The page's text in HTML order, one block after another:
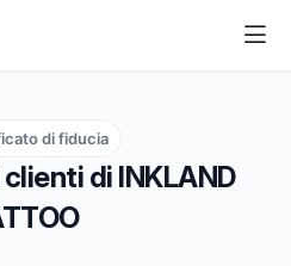
di INKLAND
di fiducia